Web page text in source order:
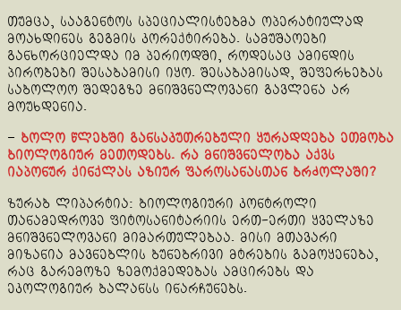
თუმცა, სააგენტოს სპეციალისტებმა ოპერატიულად
მოახდინეს გეგმის კორექტირება. სამუშაოები
განხორციელდა იმ პერიოდში, როდესაც ამინდის
პირობები შესაბამისი იყო. შესაბამისად, შეფერხებას
საბოლოო შედეგზე მნიშვნელოვანი გავლენა არ
მოუხდენია.
– ბოლო წლებში განსაკუთრებული ყურადღება ეთმობა
ბიოლოგიურ მეთოდებს. რა მნიშვნელობა აქვს
იაპონურ ქინქლას აზიურ ფაროსანასთან ბრძოლაში?
ზურაბ ლიპარტია: ბიოლოგიური კონტროლი
თანამედროვე ფიტოსანიტარიის ერთ-ერთი ყველაზე
მნიშვნელოვანი მიმართულებაა. მისი მთავარი
მიზანია მავნებლის ბუნებრივი მტრების გამოყენება,
რაც გარემოზე ზემოქმედებას ამცირებს და
ეკოლოგიურ ბალანსს ინარჩუნებს.